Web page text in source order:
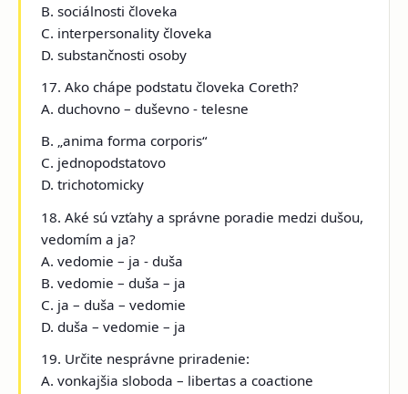
B. sociálnosti človeka
C. interpersonality človeka
D. substančnosti osoby
17. Ako chápe podstatu človeka Coreth?
A. duchovno – duševno - telesne
B. „anima forma corporis“
C. jednopodstatovo
D. trichotomicky
18. Aké sú vzťahy a správne poradie medzi dušou,
vedomím a ja?
A. vedomie – ja - duša
B. vedomie – duša – ja
C. ja – duša – vedomie
D. duša – vedomie – ja
19. Určite nesprávne priradenie:
A. vonkajšia sloboda – libertas a coactione